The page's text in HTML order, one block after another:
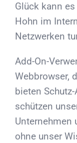
Glück kann
Hohn im
Netzwerken
Add-On-
Webbrowser,
bieten
schützen
Unternehmen
ohne unser